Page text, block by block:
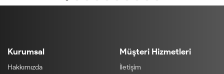
Kurumsal
Hakkımızda
Müşteri Hizmetleri
İletişim